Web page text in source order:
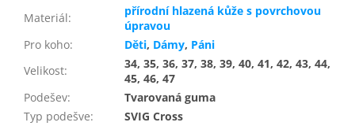
Materiál:
přírodní hlazená kůže s povrchovou
úpravou
Pro koho: Děti, Dámy, Páni
Velikost:
34, 35, 36, 37, 38, 39, 40, 41, 42, 43, 44,
45, 46, 47
Podešev:
Tvarovaná guma
Typ podešve:
SVIG Cross